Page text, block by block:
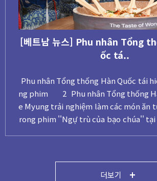
[베트남 뉴스] Phu nhân Tổng
ốc tá..
Phu nhân Tổng thống Hàn Quốc tái
ng phim 2 Phu nhân Tổng thống Hàn Quốc Lee Ja
e Myung trải nghiệm làm các món ăn
rong phim ''Ngự trù của bạo chúa'' tại
더보기